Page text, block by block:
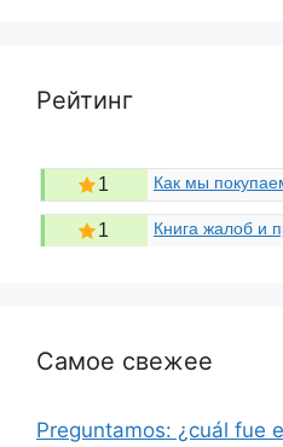
Рейтинг
1 Как мы
1 Книга жалоб и
Самое свежее
Preguntamos: ¿cuál fue